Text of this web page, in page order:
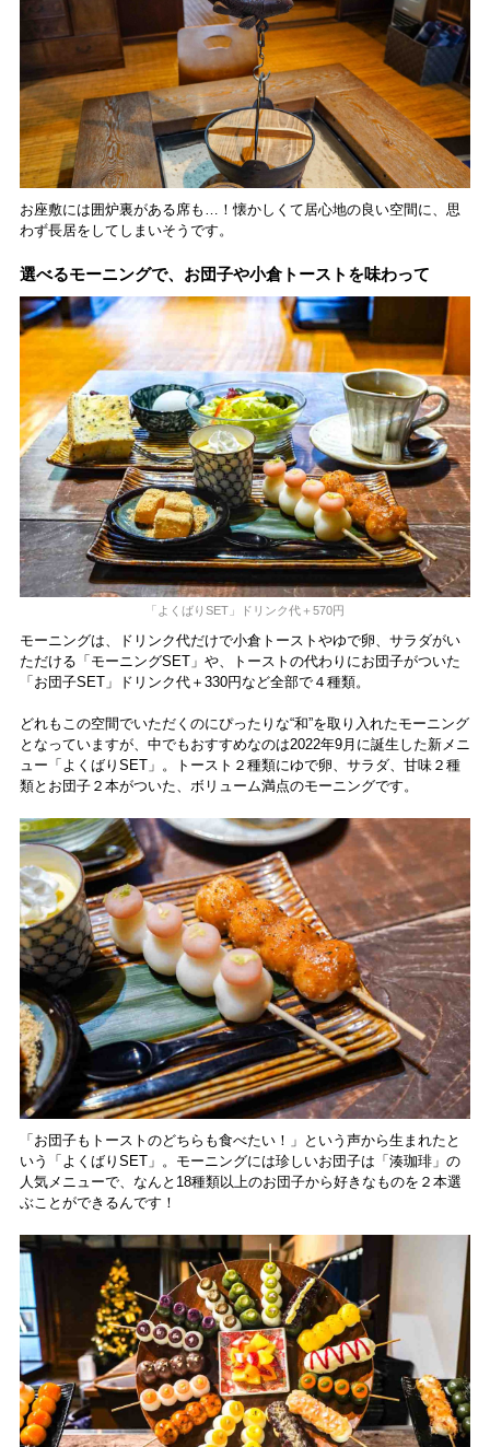
お座敷には囲炉裏がある席も…！懐かしくて居心地の良い空間に、思
わず長居をしてしまいそうです。
選べるモーニングで、お団子や小倉トーストを味わって
「よくばりSET」ドリンク代＋570円
モーニングは、ドリンク代だけで小倉トーストやゆで卵、サラダがい
ただける「モーニングSET」や、トーストの代わりにお団子がついた
「お団子SET」ドリンク代＋330円など全部で４種類。
どれもこの空間でいただくのにぴったりな“和”を取り入れたモーニング
となっていますが、中でもおすすめなのは2022年9月に誕生した新メニ
ュー「よくばりSET」。トースト２種類にゆで卵、サラダ、甘味２種
類とお団子２本がついた、ボリューム満点のモーニングです。
「お団子もトーストのどちらも食べたい！」という声から生まれたと
いう「よくばりSET」。モーニングには珍しいお団子は「湊珈琲」の
人気メニューで、なんと18種類以上のお団子から好きなものを２本選
ぶことができるんです！